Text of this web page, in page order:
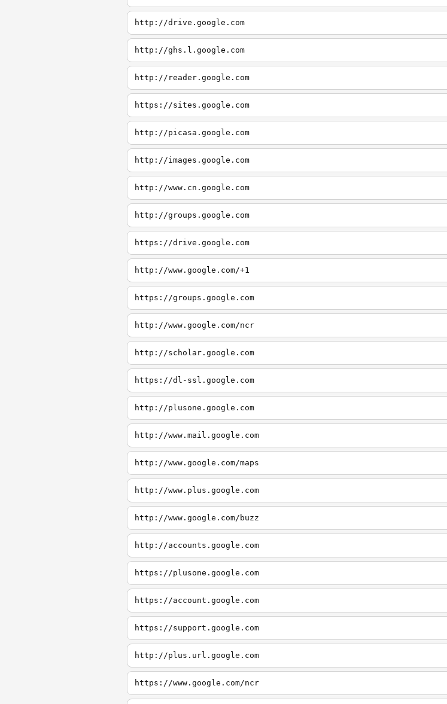
http://drive.google.com
http://ghs.l.google.com
http://reader.google.com
https://sites.google.com
http://picasa.google.com
http://images.google.com
http://www.cn.google.com
http://groups.google.com
https://drive.google.com
http://www.google.com/+1
https://groups.google.com
http://www.google.com/ncr
http://scholar.google.com
https://dl-ssl.google.com
http://plusone.google.com
http://www.mail.google.com
http://www.google.com/maps
http://www.plus.google.com
http://www.google.com/buzz
http://accounts.google.com
https://plusone.google.com
https://account.google.com
https://support.google.com
http://plus.url.google.com
https://www.google.com/ncr